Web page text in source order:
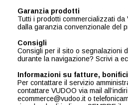
Garanzia prodotti
Tutti i prodotti commercializzati da
dalla garanzia convenzionale del
Consigli
Consigli per il sito o segnalazioni
durante la navigazione? Scrivi a
Informazioni su fatture,
Per contattare il servizio
contattare VUDOO via mail
ecommerce@vudoo.it o